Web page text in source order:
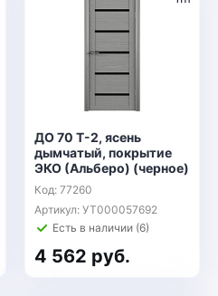
ДО 70 Т-2, ясень
дымчатый, покрытие
ЭКО (Альберо) (черное)
Код: 77260
Артикул: УТ000057692
Есть в наличии (6)
4 562 руб.